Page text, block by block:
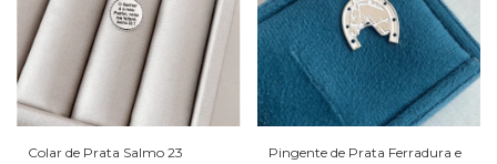
Colar de Prata Salmo 23
Pingente de Prata Ferradura e